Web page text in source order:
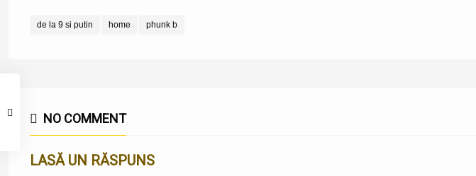
de la 9 si putin home phunk b
NO COMMENT
LASĂ UN RĂSPUNS